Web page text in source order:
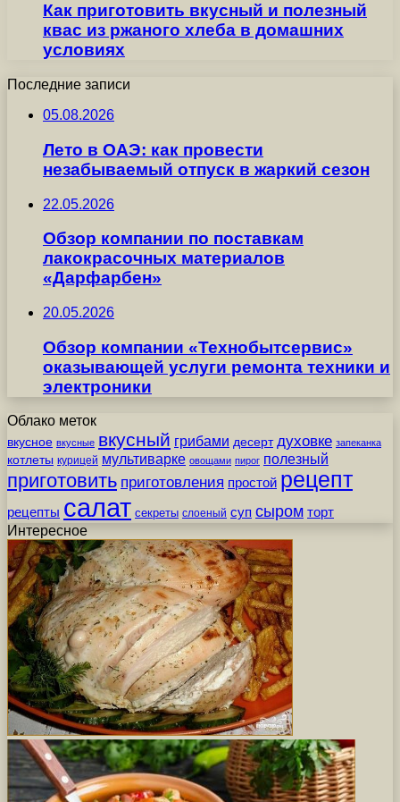
Как приготовить вкусный и полезный
квас из ржаного хлеба в домашних
условиях
Последние записи
05.08.2026
Лето в ОАЭ: как провести
незабываемый отпуск в жаркий сезон
22.05.2026
Обзор компании по поставкам
лакокрасочных материалов
«Дарфарбен»
20.05.2026
Обзор компании «Технобытсервис»
оказывающей услуги ремонта техники и
электроники
Облако меток
вкусное вкусные вкусный грибами десерт духовке запеканка
котлеты курицей мультиварке овощами пирог полезный
приготовить приготовления простой рецепт
рецепты салат секреты слоеный суп сыром торт
Интересное